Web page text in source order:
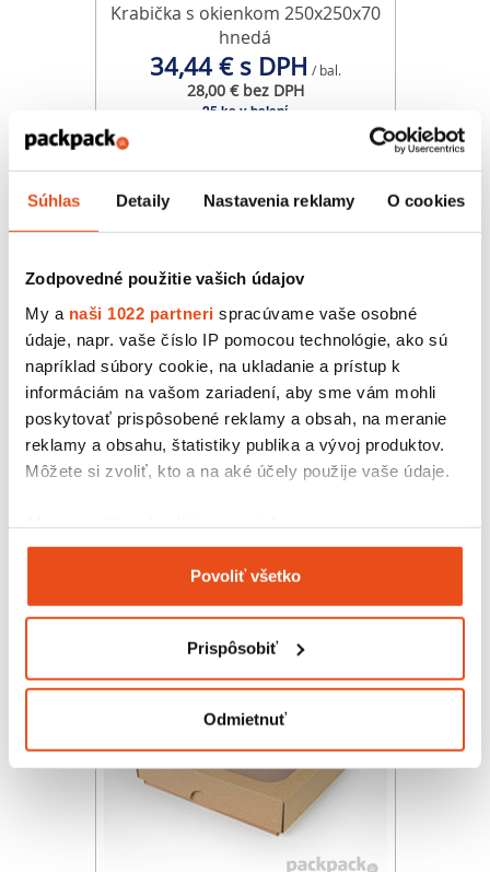
Súhlas Detaily Nastavenia reklamy O cookies
Zodpovedné použitie vašich údajov
My a naši 1022 partneri spracúvame vaše osobné
údaje, napr. vaše číslo IP pomocou technológie, ako sú
napríklad súbory cookie, na ukladanie a prístup k
informáciám na vašom zariadení, aby sme vám mohli
poskytovať prispôsobené reklamy a obsah, na meranie
reklamy a obsahu, štatistiky publika a vývoj produktov.
Môžete si zvoliť, kto a na aké účely použije vaše údaje.
Zhromažďovať informácie o vašej geografickej
polohe s presnosťou na niekoľko metrov
Identifikovať vaše zariadenie aktívnym
Viac informácií o tom, ako sa spracúvajú vaše osobné
údaje, nájdete v časti svašimi nastaveniami
o používaní súborov cookie.
Na prispôsobenie obsahu a reklám, poskytovanie funkcií
Povoliť všetko
Prispôsobiť
Odmietnuť
Krabička s okienkom 250x250x70
hnedá
34,44 € s DPH / bal.
28,00 € bez DPH
25 ks v balení
Krabička s okienkom 150x100x35
12,00 € bez DPH
25 ks v balení